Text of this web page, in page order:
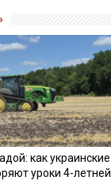
как украинские
уроки 4-летней